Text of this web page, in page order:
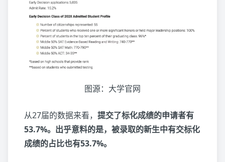
图源：大学官网
从27届的数据来看， 提交了标化成绩的申请者有
53.7%。出乎意料的是，被录取的新生中有交标化
成绩的占比也有53.7%。